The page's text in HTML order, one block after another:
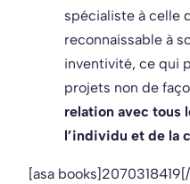
spécialiste à celle
reconnaissable à
inventivité, ce qui
projets non de
relation avec tous
l’individu et de la
[asa